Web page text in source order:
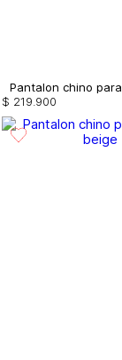
Pantalon chino
$ 219 900